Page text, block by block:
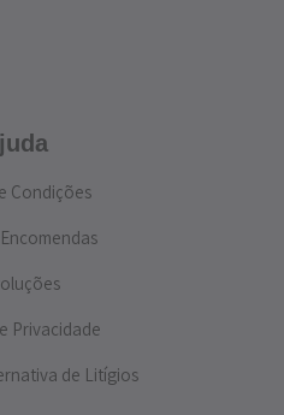
Condições
Privacidade
de Litígios